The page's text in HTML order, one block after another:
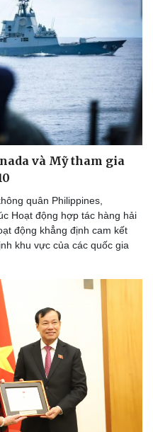
Ô tô - Xe máy
Ô tô
và Mỹ tham gia
quân Philippines,
Hoạt động hợp tác hàng hải
động khẳng định cam kết
khu vực của các quốc gia